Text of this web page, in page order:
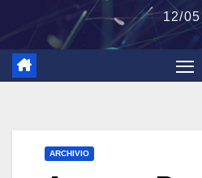
12/05
ARCHIVIO